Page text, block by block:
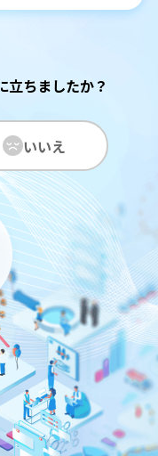
立ちましたか？
いいえ